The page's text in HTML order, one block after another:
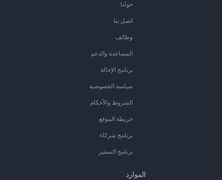
حولنا
اتصل بنا
وظائف
المساعدة والدعم
برنامج الإحالة
سياسة الخصوصية
الشروط والأحكام
خريطة الموقع
برنامج شركاء
برنامج السفير
الموارد